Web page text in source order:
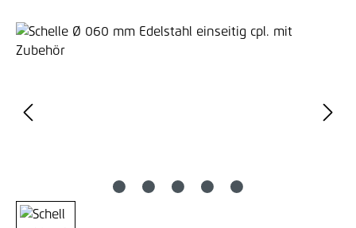
Bildergalerie überspringen